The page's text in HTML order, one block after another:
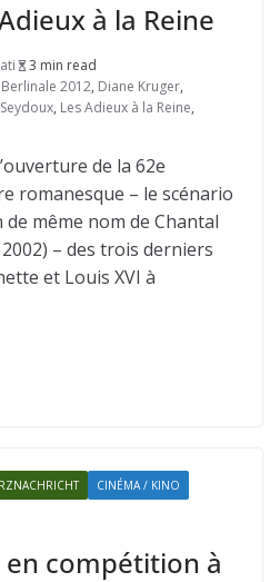
à la Reine
3 min read
Berlinale 2012, Diane Kruger,
, Les Adieux à la Reine,
de la 62e
romanesque – le scénario
même nom de Chantal
– des trois derniers
et Louis XVI à
CINÉMA / KINO
compétition à